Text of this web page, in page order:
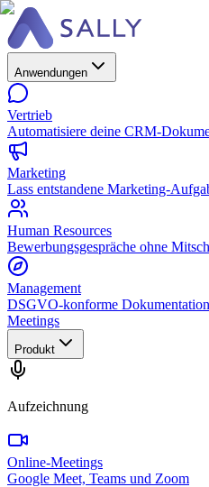
Anwendungen
Vertrieb
Automatisiere deine CRM-
Marketing
Lass entstandene Marketing-
Human Resources
Bewerbungsgespräche ohne
Management
DSGVO-konforme
Meetings
Produkt
Aufzeichnung
Online-Meetings
Google Meet, Teams und Zoom